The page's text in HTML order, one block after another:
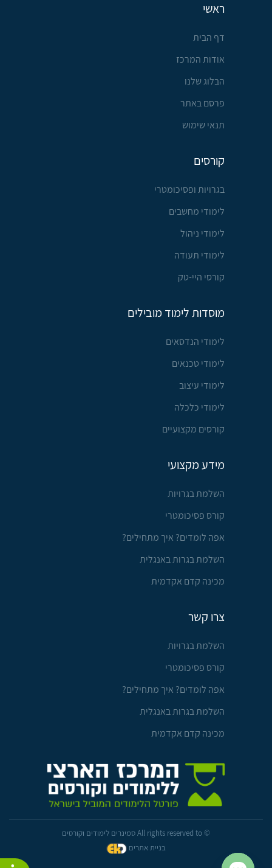
ראשי
דף הבית
אודות המרכז
הבלוג שלנו
פרסם באתר
תנאי שימוש
קורסים
בגרויות ופסיכומטרי
לימודי מחשבים
לימודי ניהול
לימודי תעודה
קורסי היי-טק
מוסדות לימוד מובילים
לימודי הנדסאים
לימודי טכנאים
לימודי עיצוב
לימודי כלכלה
קורסים מקצועיים
מידע מקצועי
השלמת בגרויות
קורס פסיכומטרי
אפה לומדים? איך מתחילים?
השלמת בגרות באנגלית
מכינה קדם אקדמית
צרו קשר
השלמת בגרויות
קורס פסיכומטרי
אפה לומדים? איך מתחילים?
השלמת בגרות באנגלית
מכינה קדם אקדמית
© All rights reserved to סמינרים לימודים וקורסים
בניית אתרים